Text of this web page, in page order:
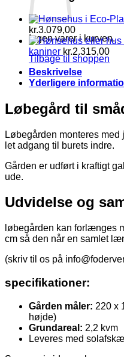
Ingen varer i kurven.
Tilbage til shoppen
kr.3.079,00
kaniner kr.2.315,00
Beskrivelse
Yderligere
Løbegård til
Løbegården monteres
let adgang til burets indre.
Gården er udført i kraftigt
ude.
Udvidelse og
løbegården kan forlænges
cm så den når en samlet
(skriv til os på
specifikationer:
Gården måler: 220 x
højde)
Grundareal: 2,2 kvm
Leveres med